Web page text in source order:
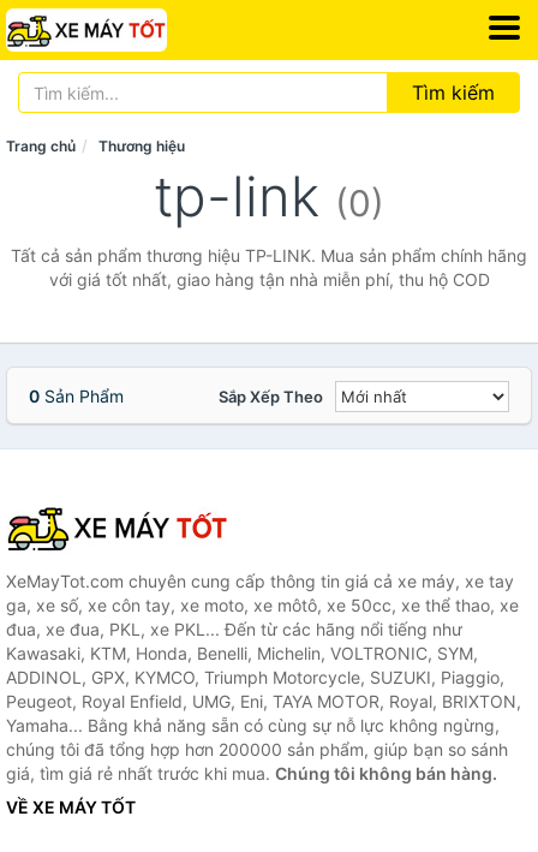
Tìm kiếm
Trang chủ Thương hiệu
tp-link (0)
Tất cả sản phẩm thương hiệu TP-LINK. Mua sản phẩm chính hãng
với giá tốt nhất, giao hàng tận nhà miễn phí, thu hộ COD
0 Sản Phẩm Sắp Xếp Theo
XeMayTot.com chuyên cung cấp thông tin giá cả xe máy, xe tay
ga, xe số, xe côn tay, xe moto, xe môtô, xe 50cc, xe thể thao, xe
đua, xe đua, PKL, xe PKL... Đến từ các hãng nổi tiếng như
Kawasaki, KTM, Honda, Benelli, Michelin, VOLTRONIC, SYM,
ADDINOL, GPX, KYMCO, Triumph Motorcycle, SUZUKI, Piaggio,
Peugeot, Royal Enfield, UMG, Eni, TAYA MOTOR, Royal, BRIXTON,
Yamaha... Bằng khả năng sẵn có cùng sự nỗ lực không ngừng,
chúng tôi đã tổng hợp hơn 200000 sản phẩm, giúp bạn so sánh
giá, tìm giá rẻ nhất trước khi mua. Chúng tôi không bán hàng.
VỀ XE MÁY TỐT